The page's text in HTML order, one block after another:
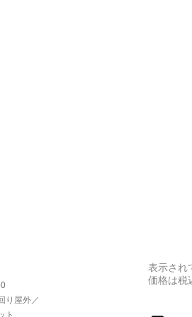
り屋外／
ト
表示され
価格は税